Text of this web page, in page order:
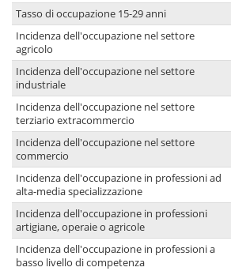
Tasso di occupazione 15-29 anni
Incidenza dell'occupazione nel settore
agricolo
Incidenza dell'occupazione nel settore
industriale
Incidenza dell'occupazione nel settore
terziario extracommercio
Incidenza dell'occupazione nel settore
commercio
Incidenza dell'occupazione in professioni ad
alta-media specializzazione
Incidenza dell'occupazione in professioni
artigiane, operaie o agricole
Incidenza dell'occupazione in professioni a
basso livello di competenza